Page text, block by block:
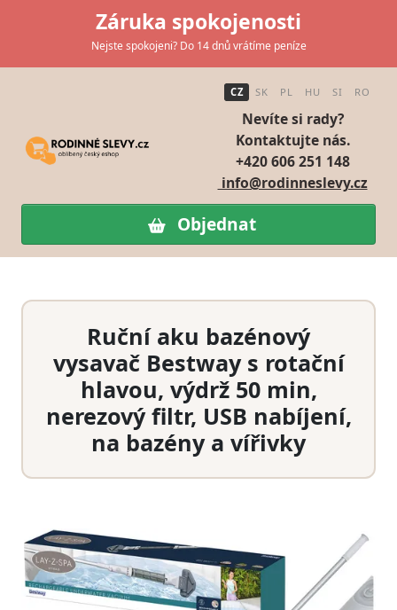
Záruka spokojenosti
Nejste spokojeni? Do 14 dnů vrátíme peníze
CZ SK PL HU SI RO
Nevíte si rady?
Kontaktujte nás.
+420 606 251 148
info@rodinneslevy.cz
Objednat
Ruční aku bazénový
vysavač Bestway s rotační
hlavou, výdrž 50 min,
nerezový filtr, USB nabíjení,
na bazény a vířivky